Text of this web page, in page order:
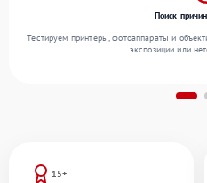
15+
Поиск
Тестируем принтеры, фотоаппараты и
экспозиции или